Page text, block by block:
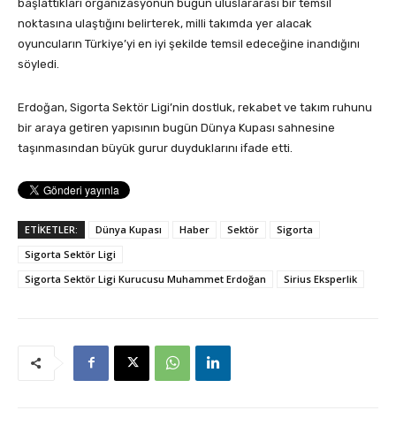
başlattıkları organizasyonun bugün uluslararası bir temsil
noktasına ulaştığını belirterek, milli takımda yer alacak
oyuncuların Türkiye’yi en iyi şekilde temsil edeceğine inandığını
söyledi.
Erdoğan, Sigorta Sektör Ligi’nin dostluk, rekabet ve takım ruhunu
bir araya getiren yapısının bugün Dünya Kupası sahnesine
taşınmasından büyük gurur duyduklarını ifade etti.
ETİKETLER: Dünya Kupası Haber Sektör
Sigorta
Sigorta Sektör Ligi
Sigorta Sektör Ligi Kurucusu Muhammet Erdoğan
Sirius Eksperlik